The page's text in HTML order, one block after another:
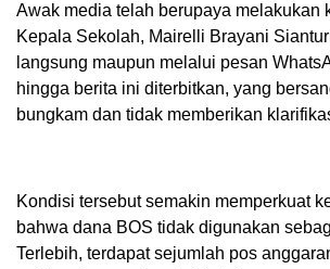
Awak media telah berupaya melakukan
Kepala Sekolah, Mairelli Brayani
langsung maupun melalui pesan
hingga berita ini diterbitkan, yang
bungkam dan tidak memberikan
Kondisi tersebut semakin memperkuat
bahwa dana BOS tidak digunakan
Terlebih, terdapat sejumlah pos